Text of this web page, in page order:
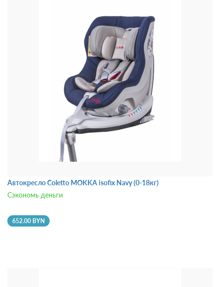
Автокресло Coletto MOKKA isofix Navy (0-18кг)
Сэкономь деньги
652.00 BYN